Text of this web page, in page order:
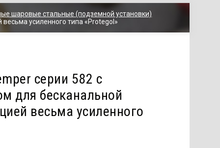
шаровые стальные (подземной установки)
усиленного типа «Protegol»
серии 582 с
для бесканальной
весьма усиленного